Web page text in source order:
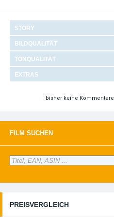
STORY
BILDQUALITÄT
TONQUALITÄT
EXTRAS
bisher keine Kommentare
FILM SUCHEN
PREISVERGLEICH